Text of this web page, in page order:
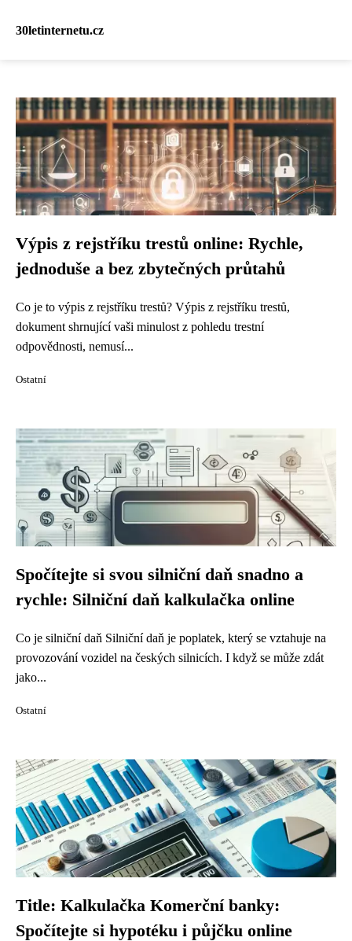
30letinternetu.cz
Výpis z rejstříku trestů online: Rychle,
jednoduše a bez zbytečných průtahů
Co je to výpis z rejstříku trestů? Výpis z rejstříku trestů,
dokument shrnující vaši minulost z pohledu trestní
odpovědnosti, nemusí...
Ostatní
Spočítejte si svou silniční daň snadno a
rychle: Silniční daň kalkulačka online
Co je silniční daň Silniční daň je poplatek, který se vztahuje na
provozování vozidel na českých silnicích. I když se může zdát
jako...
Ostatní
Title: Kalkulačka Komerční banky:
Spočítejte si hypotéku i půjčku online